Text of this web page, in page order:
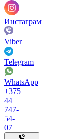
Инстаграм
Viber
Telegram
WhatsApp
+375
44
747-
54-
07